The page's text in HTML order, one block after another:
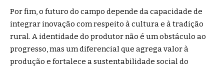
Por fim, o futuro do campo depende da capacidade de
integrar inovação com respeito à cultura e à tradição
rural. A identidade do produtor não é um obstáculo ao
progresso, mas um diferencial que agrega valor à
produção e fortalece a sustentabilidade social do